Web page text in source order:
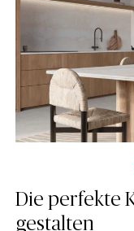
Die perfekte
gestalten